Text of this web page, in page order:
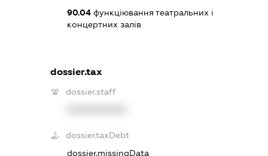
90.04функціювання театральних і
концертних залів
dossier.tax
dossier.staff
dossier.taxDebt
dossier.missingData